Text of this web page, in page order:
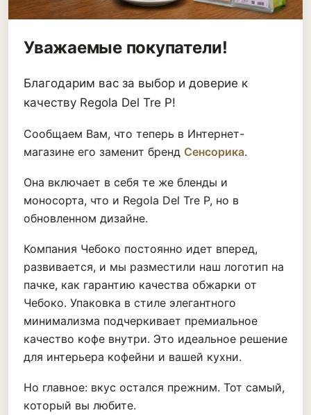
Уважаемые покупатели!
Благодарим вас за выбор и доверие к
качеству Regola Del Tre P!
Сообщаем Вам, что теперь в Интернет-
магазине его заменит бренд Сенсорика.
Она включает в себя те же бленды и
моносорта, что и Regola Del Tre P, но в
обновленном дизайне.
Компания Чебоко постоянно идет вперед,
развивается, и мы разместили наш логотип на
пачке, как гарантию качества обжарки от
Чебоко. Упаковка в стиле элегантного
минимализма подчеркивает премиальное
качество кофе внутри. Это идеальное решение
для интерьера кофейни и вашей кухни.
Но главное: вкус остался прежним. Тот самый,
который вы любите.